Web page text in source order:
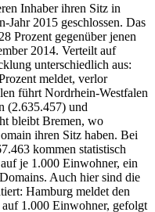
Inhaber ihren Sitz in
Jahr 2015 geschlossen. Das
Prozent gegenüber jenen
2014. Verteilt auf
unterschiedlich aus:
meldet, verlor
führt Nordrhein-Westfalen
(2.635.457) und
bleibt Bremen, wo
ihren Sitz haben. Bei
kommen statistisch
je 1.000 Einwohner, ein
Auch hier sind die
Hamburg meldet den
1.000 Einwohner, gefolgt